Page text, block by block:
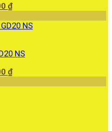
₫Giá
tại
NS
₫Giá